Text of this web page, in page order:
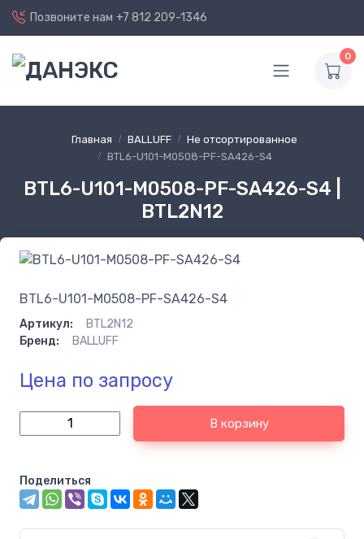
Позвоните нам +7 812 209-1346
0
Главная BALLUFF
Не отсортированное
BTL6-U101-M0508-PF-SA426-S4
BTL6-U101-M0508-PF-SA426-S4 |
BTL2N12
BTL6-U101-M0508-PF-SA426-S4
Артикул:
BTL2N12
Бренд:
BALLUFF
Цена по запросу
В корзину
Поделиться